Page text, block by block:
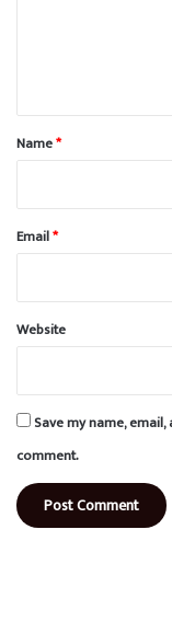
*
Name*
Email*
Website
Save my name,
comment.